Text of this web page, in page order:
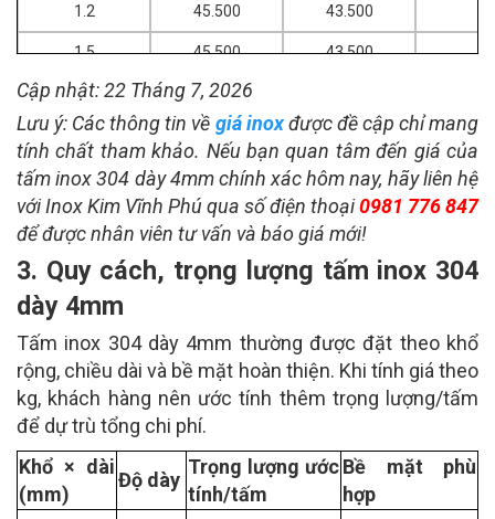
1.2 45.500 43.500
1.5 45.500 43.500
2.0 47.000
3.0 46.000
0.4 48.000 46.000
0.5 46.500 44.500
0.6 45.500 43.500
1.0 43.000 41.000
1.2 43.000 41.000
1.5 43.000 41.000
43.000 41.000
Cập nhật: 22 Tháng 7, 2026
Lưu ý: Các thông tin về giá inoxđược đề cập chỉ mang
tính chất tham khảo. Nếu bạn quan tâm đến giá của
tấm inox 304 dày 4mm chính xác hôm nay, hãy liên hệ
với Inox Kim Vĩnh Phú qua số điện thoại0981 776 847
để được nhân viên tư vấn và báo giá mới!
3. Quy cách, trọng lượng tấm inox 304
dày 4mm
Tấm inox 304 dày 4mm thường được đặt theo khổ
rộng, chiều dài và bề mặt hoàn thiện. Khi tính giá theo
kg, khách hàng nên ước tính thêm trọng lượng/tấm
để dự trù tổng chi phí.
Khổ × dài
(mm)
Độ dày
Trọng lượng ước
tính/tấm
Bề mặt phù
hợp